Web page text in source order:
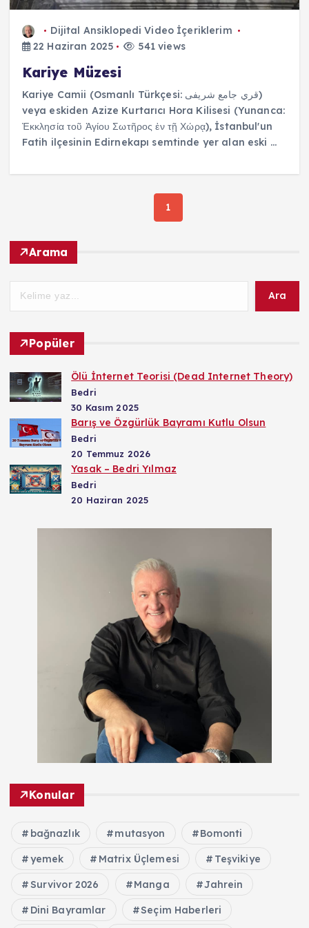
Dijital Ansiklopedi Video İçeriklerim
22 Haziran 2025
541 views
Kariye Müzesi
Kariye Camii (Osmanlı Türkçesi: قري جامع شريفى)
veya eskiden Azize Kurtarıcı Hora Kilisesi (Yunanca:
Ἐκκλησία τοῦ Ἁγίου Σωτῆρος ἐν τῇ Χώρᾳ), İstanbul'un
Fatih ilçesinin Edirnekapı semtinde yer alan eski ...
1
Arama
Ara
Popüler
Ölü İnternet Teorisi (Dead Internet Theory)
Bedri
30 Kasım 2025
Barış ve Özgürlük Bayramı Kutlu Olsun
Bedri
20 Temmuz 2026
Yasak – Bedri Yılmaz
Bedri
20 Haziran 2025
Konular
bağnazlık mutasyon Bomonti
yemek Matrix Üçlemesi Teşvikiye
Survivor 2026 Manga Jahrein
Dini Bayramlar Seçim Haberleri